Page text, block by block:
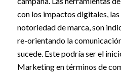
con los impactos digitales, las
notoriedad de marca, son
re-orientando la
sucede. Este podría ser el
Marketing en términos de